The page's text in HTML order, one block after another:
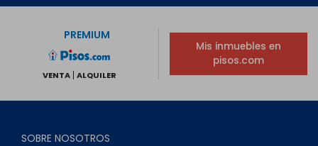
PREMIUM
VENTA ALQUILER
Mis inmuebles en
pisos.com
SOBRE NOSOTROS